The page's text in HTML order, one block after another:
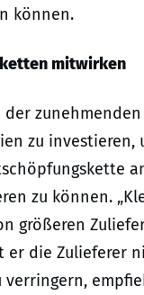
können.
mitwirken
zu investieren,
zu können.
größeren
er die Zulieferer